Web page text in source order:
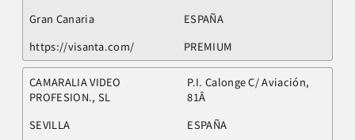
Gran Canaria
ESPAÑA
https://visanta.com/
PREMIUM
CAMARALIA VIDEO
PROFESION., SL
P.I. Calonge C/ Aviación,
81Â
SEVILLA
ESPAÑA